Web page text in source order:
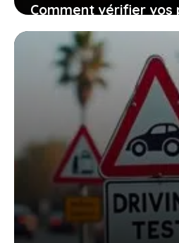
Comment vérifier vos
facilement et garder
votre conduite
18 décembre 2025